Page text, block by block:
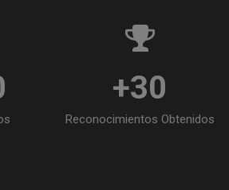
+30
Reconocimientos Obtenidos